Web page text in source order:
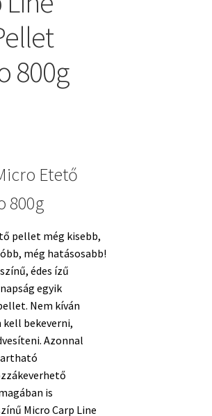
800g
Etető
800g
pellet még kisebb,
még hatásosabb!
édes ízű
egyik
Nem kíván
bekeverni,
Azonnal
is
Micro Carp Line